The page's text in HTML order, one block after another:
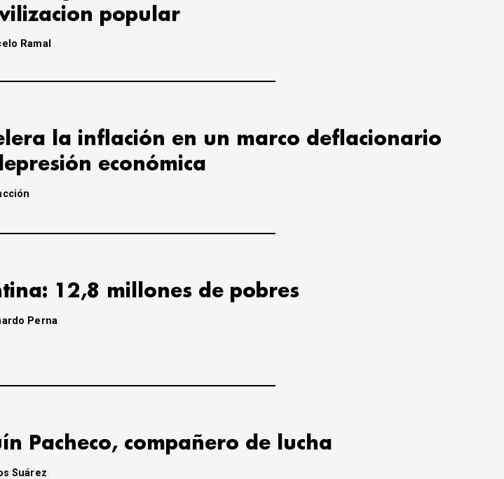
popular
Ramal
la inflación en un marco deflacionario
económica
12,8 millones de pobres
Perna
Pacheco, compañero de lucha
Suárez